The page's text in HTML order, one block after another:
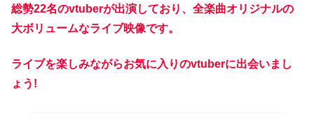
総勢22名のvtuberが出演しており、全楽曲オリジナルの
大ボリュームなライブ映像です。
ライブを楽しみながらお気に入りのvtuberに出会いまし
ょう!